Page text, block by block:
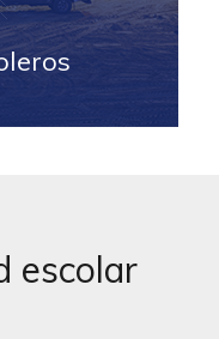
escolar